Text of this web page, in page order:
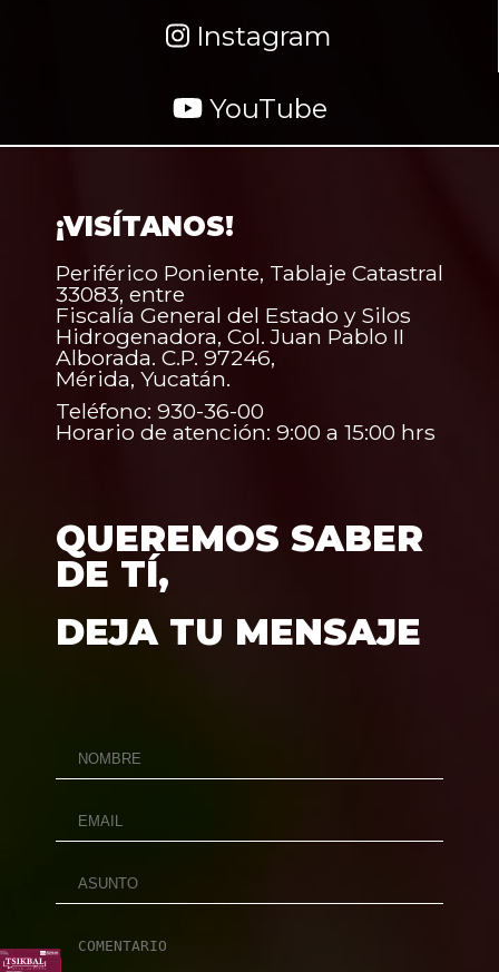
Instagram
YouTube
¡VISÍTANOS!
Periférico Poniente, Tablaje Catastral
33083, entre
Fiscalía General del Estado y Silos
Hidrogenadora, Col. Juan Pablo II
Alborada. C.P. 97246,
Mérida, Yucatán.
Teléfono: 930-36-00
Horario de atención: 9:00 a 15:00 hrs
QUEREMOS SABER
DE TÍ,
DEJA TU MENSAJE